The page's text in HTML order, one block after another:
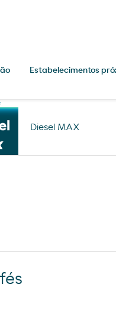
Estabelecimentos
Diesel MAX